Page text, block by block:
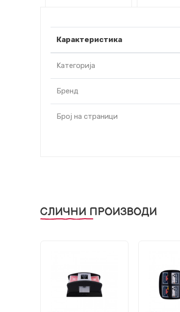
Карактеристика
Kатегорија
Бренд
Број на страници
СЛИЧНИ ПРОИЗВОДИ